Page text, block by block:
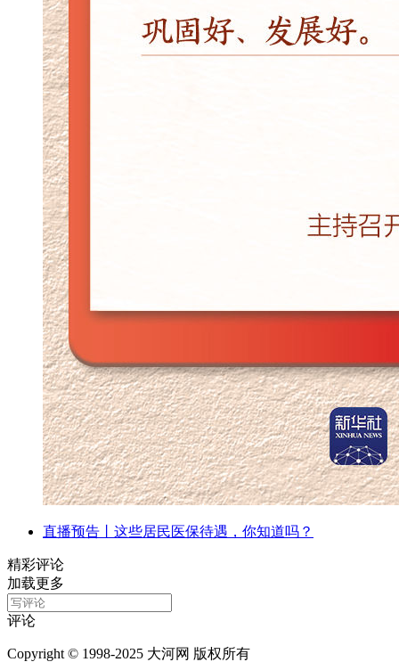
直播预告丨这些居民医保待遇，你知道吗？
精彩评论
加载更多
评论
Copyright © 1998-2025 大河网 版权所有